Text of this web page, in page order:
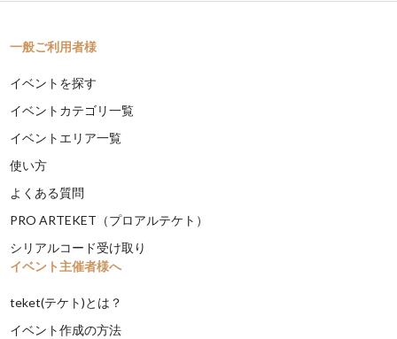
一般ご利用者様
イベントを探す
イベントカテゴリ一覧
イベントエリア一覧
使い方
よくある質問
PRO ARTEKET（プロアルテケト）
シリアルコード受け取り
イベント主催者様へ
teket(テケト)とは？
イベント作成の方法